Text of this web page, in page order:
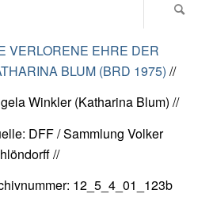
VERLORENE EHRE DER
BLUM (BRD 1975) //
Winkler (Katharina Blum) //
DFF / Sammlung Volker
//
12_5_4_01_123b